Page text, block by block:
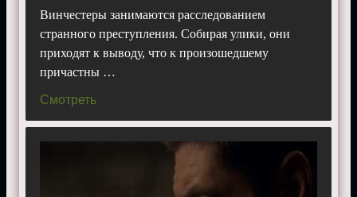
Винчестеры занимаются расследованием
странного преступления. Собирая улики, они
приходят к выводу, что к произошедшему
причастны …
Смотреть